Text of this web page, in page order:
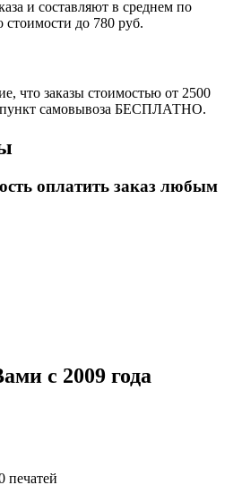
и составляют в среднем по
до 780 руб.
что заказы стоимостью от 2500
пункт самовывоза БЕСПЛАТНО.
оплатить заказ любым
с 2009 года